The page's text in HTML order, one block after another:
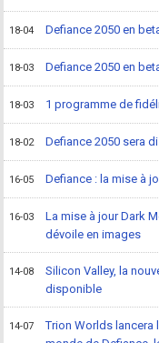
18-04 Defiance 2050 en
18-03 Defiance 2050 en
18-03 1 programme de
18-02 Defiance 2050 sera
16-05 Defiance : la mise à
16-03
La mise à jour Dark
dévoile en images
14-08
Silicon Valley, la
disponible
14-07
Trion Worlds lancera